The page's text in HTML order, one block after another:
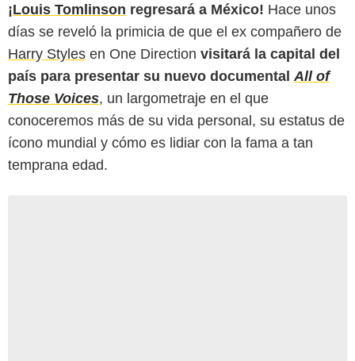
¡Louis Tomlinson regresará a México! Hace unos
días se reveló la primicia de que el ex compañero de
Harry Styles en One Direction visitará la capital del
país para presentar su nuevo documental All of
Those Voices, un largometraje en el que
conoceremos más de su vida personal, su estatus de
ícono mundial y cómo es lidiar con la fama a tan
temprana edad.